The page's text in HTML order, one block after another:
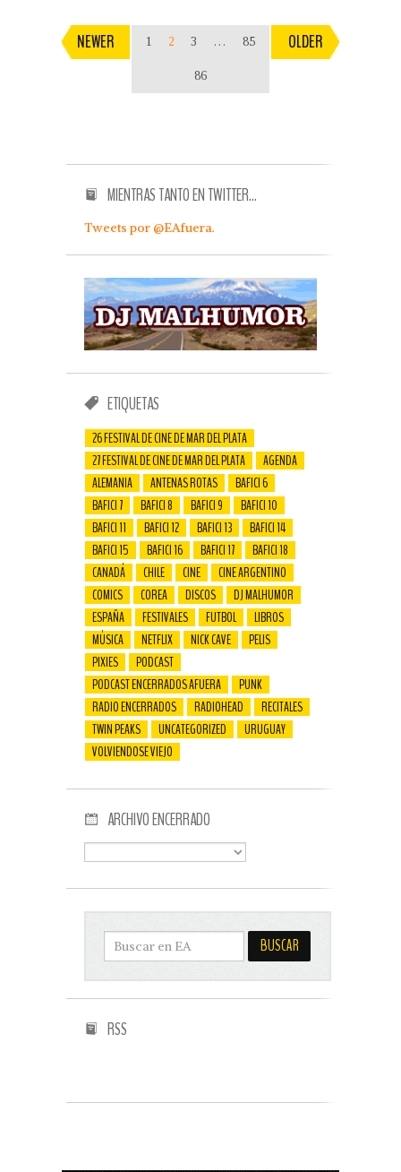
NEWER 1 2 3 … 85
86
OLDER
MIENTRAS TANTO EN TWITTER…
Tweets por @EAfuera.
ETIQUETAS
26 FESTIVAL DE CINE DE MAR DEL PLATA
27 FESTIVAL DE CINE DE MAR DEL PLATA
AGENDA
ALEMANIA
ANTENAS ROTAS
BAFICI 6
BAFICI 7
BAFICI 8 BAFICI 9
BAFICI 10
BAFICI 11
BAFICI 12 BAFICI 13
BAFICI 14
BAFICI 15
BAFICI 16 BAFICI 17
BAFICI 18
CANADÁ
CHILE CINE
CINE ARGENTINO
COMICS
COREA DISCOS
DJ MALHUMOR
ESPAÑA
FESTIVALES FUTBOL
LIBROS
MÚSICA
NETFLIX NICK CAVE
PELIS
PIXIES
PODCAST
PODCAST ENCERRADOS AFUERA
PUNK
RADIO ENCERRADOS
RADIOHEAD
RECITALES
TWIN PEAKS
UNCATEGORIZED
URUGUAY
VOLVIENDOSE VIEJO
ARCHIVO ENCERRADO
RSS